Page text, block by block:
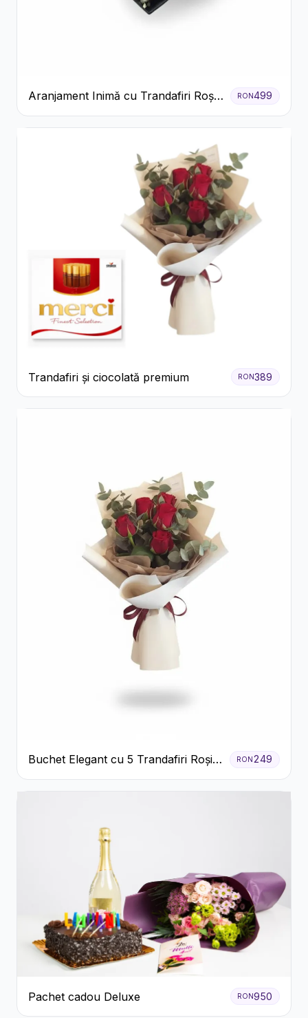
Aranjament Inimă cu Trandafiri Roșii
și Floarea Miresei
RON499
Trandafiri și ciocolată premium RON389
Buchet Elegant cu 5 Trandafiri Roșii
și Eucalipt
RON249
Pachet cadou Deluxe RON950